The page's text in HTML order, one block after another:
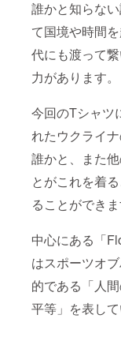
誰かと知らな
て国境や時間
代にも渡って
力があります。
今回のTシャツ
れたウクライ
誰かと、また
とがこれを着
ることができま
中心にある「
はスポーツオ
的である「人
平等」を表して